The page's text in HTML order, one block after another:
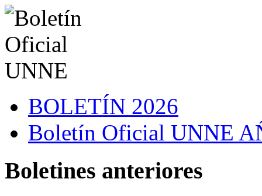
BOLETÍN 2026
Boletín Oficial UNNE
Boletines anteriores